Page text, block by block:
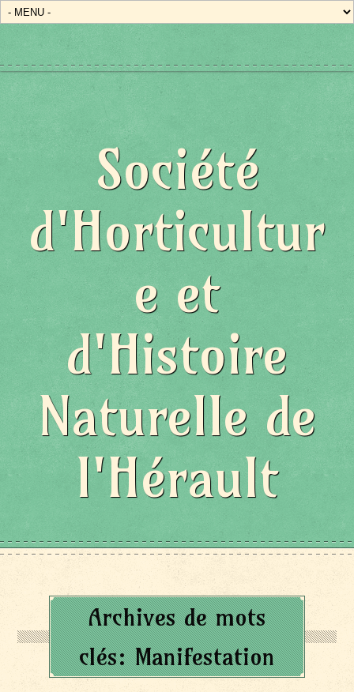
Société
d'Horticultur
e et
d'Histoire
Naturelle de
l'Hérault
Archives de mots
clés:Manifestation